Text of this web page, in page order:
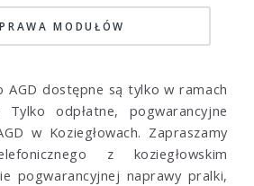
MODUŁÓW
AGD dostępne są tylko w ramach
Tylko odpłatne, pogwarancyjne
w Koziegłowach. Zapraszamy
z koziegłowskim
pogwarancyjnej naprawy pralki,